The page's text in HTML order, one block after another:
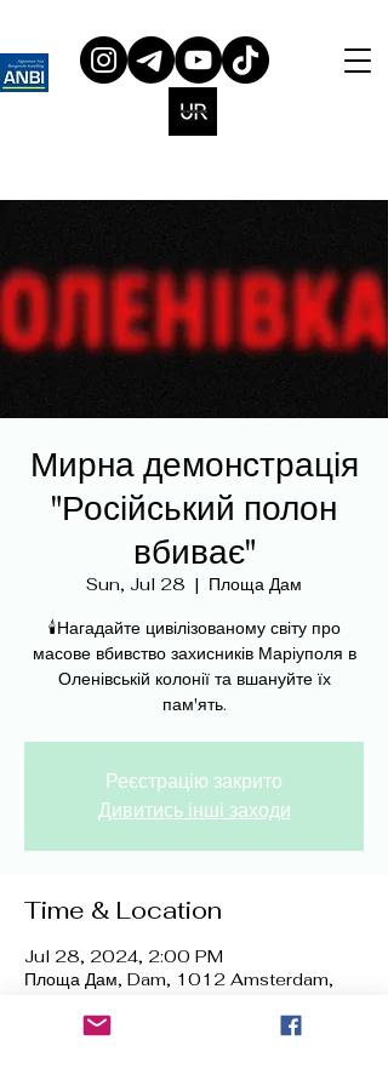
Мирна демонстрація
"Російський полон
вбиває"
Sun, Jul 28
  |
Площа Дам
🕯️Нагадайте цивілізованому світу про
масове вбивство захисників Маріуполя в
Оленівській колонії та вшануйте їх
пам'ять.
Реєстрацію закрито
Дивитись інші заходи
Time & Location
Jul 28, 2024, 2:00 PM
Площа Дам, Dam, 1012 Amsterdam,